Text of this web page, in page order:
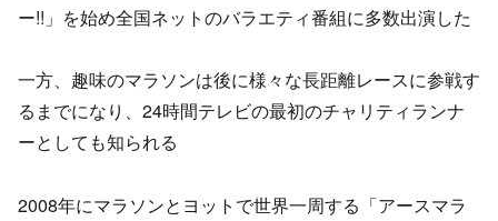
ー!!」を始め全国ネットのバラエティ番組に多数出演した
一方、趣味のマラソンは後に様々な長距離レースに参戦す
るまでになり、24時間テレビの最初のチャリティランナ
ーとしても知られる
2008年にマラソンとヨットで世界一周する「アースマラ